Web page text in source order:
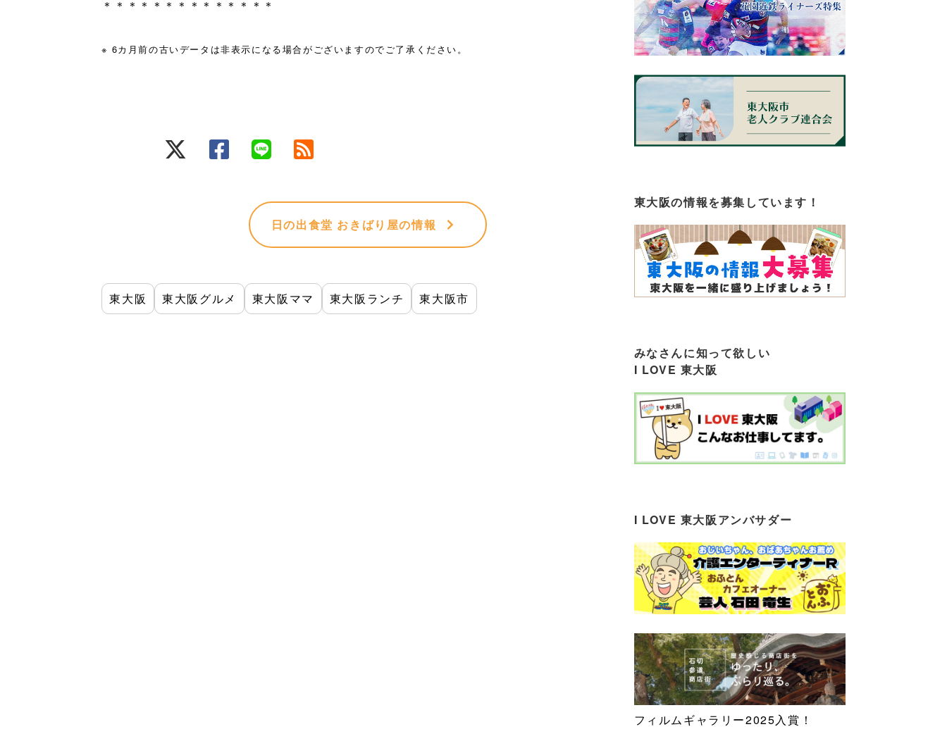
＊＊＊＊＊＊＊＊＊＊＊＊＊＊
※ 6カ月前の古いデータは非表示になる場合がございますのでご了承ください。
日の出食堂 おきばり屋の情報
東大阪 東大阪グルメ 東大阪ママ 東大阪ランチ 東大阪市
東大阪の情報を募集しています！
みなさんに知って欲しい
I LOVE 東大阪
I LOVE 東大阪アンバサダー
フィルムギャラリー2025入賞！